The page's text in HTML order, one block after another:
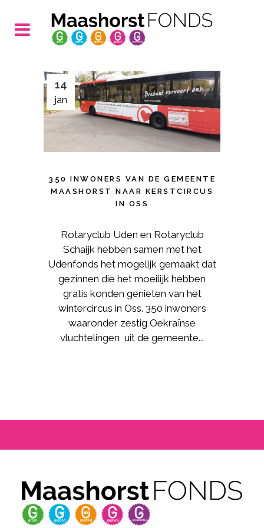
14
jan
350 INWONERS VAN DE GEMEENTE
MAASHORST NAAR KERSTCIRCUS
IN OSS
Rotaryclub Uden en Rotaryclub
Schaijk hebben samen met het
Udenfonds het mogelijk gemaakt dat
gezinnen die het moeilijk hebben
gratis konden genieten van het
wintercircus in Oss. 350 inwoners
waaronder zestig Oekraïnse
vluchtelingen uit de gemeente...